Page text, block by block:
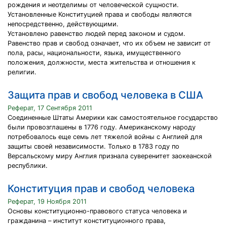
рождения и неотделимы от человеческой сущности.
Установленные Конституцией права и свободы являются
непосредственно, действующими.
Установлено равенство людей перед законом и судом.
Равенство прав и свобод означает, что их объем не зависит от
пола, расы, национальности, языка, имущественного
положения, должности, места жительства и отношения к
религии.
Защита прав и свобод человека в США
Реферат, 17 Сентября 2011
Соединенные Штаты Америки как самостоятельное государство
были провозглашены в 1776 году. Американскому народу
потребовалось еще семь лет тяжелой войны с Англией для
защиты своей независимости. Только в 1783 году по
Версальскому миру Англия признала суверенитет заокеанской
республики.
Конституция прав и свобод человека
Реферат, 19 Ноября 2011
Основы конституционно-правового статуса человека и
гражданина – институт конституционного права,